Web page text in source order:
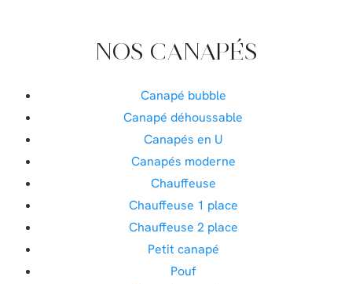
NOS CANAPÉS
Canapé bubble
Canapé déhoussable
Canapés en U
Canapés moderne
Chauffeuse
Chauffeuse 1 place
Chauffeuse 2 place
Petit canapé
Pouf